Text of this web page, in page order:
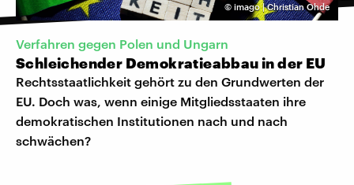
© imago | Christian Ohde
Verfahren gegen Polen und Ungarn
Schleichender Demokratieabbau in der EU
Rechtsstaatlichkeit gehört zu den Grundwerten der
EU. Doch was, wenn einige Mitgliedsstaaten ihre
demokratischen Institutionen nach und nach
schwächen?